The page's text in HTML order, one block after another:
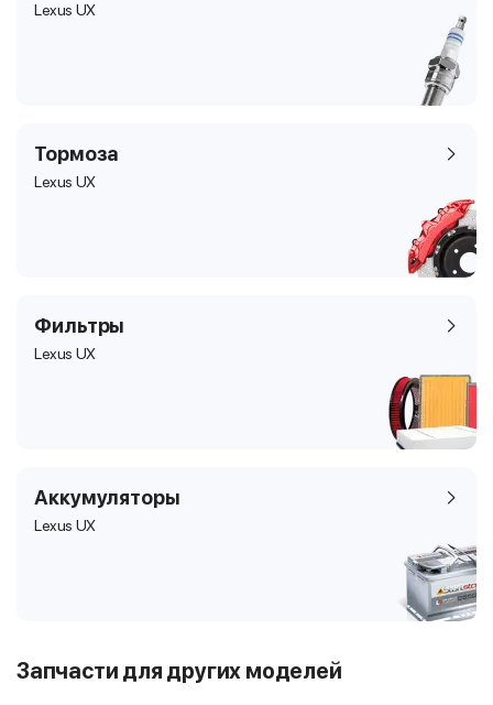
Lexus UX
Тормоза
Lexus UX
Фильтры
Lexus UX
Аккумуляторы
Lexus UX
Запчасти для других моделей